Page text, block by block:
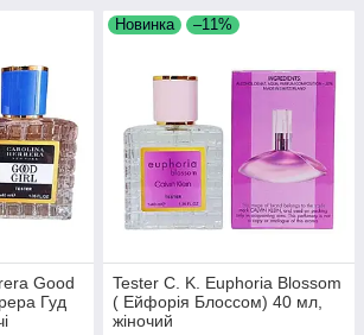
Good
Гуд
Новинка –11%
Tester C. K. Euphoria Blossom
( Ейфорія Блоссом) 40 мл,
жіночий